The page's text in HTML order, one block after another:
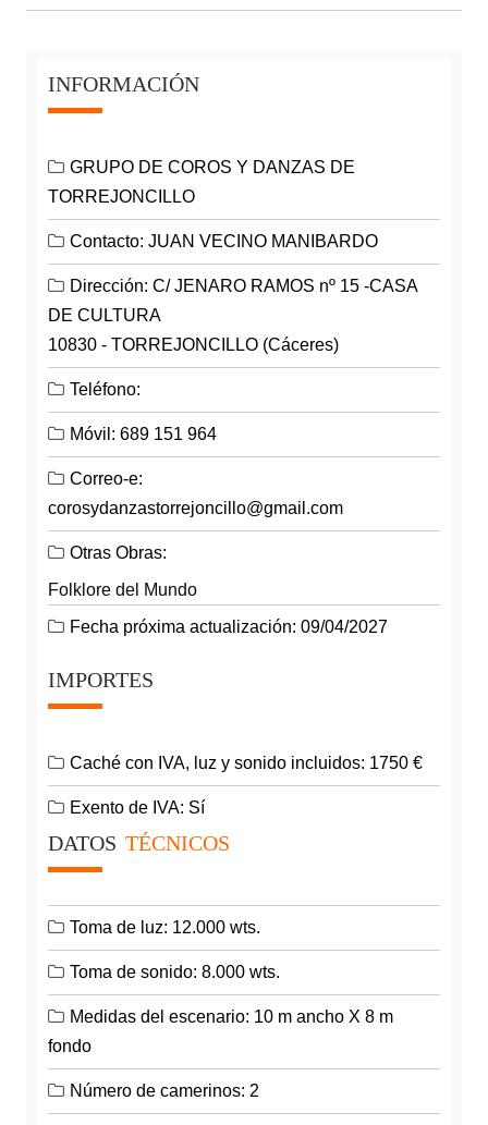
INFORMACIÓN
GRUPO DE COROS Y DANZAS DE
TORREJONCILLO
Contacto: JUAN VECINO MANIBARDO
Dirección: C/ JENARO RAMOS nº 15 -CASA
DE CULTURA
10830 - TORREJONCILLO (Cáceres)
Teléfono:
Móvil: 689 151 964
Correo-e:
corosydanzastorrejoncillo@gmail.com
Otras Obras:
Folklore del Mundo
Fecha próxima actualización: 09/04/2027
IMPORTES
Caché con IVA, luz y sonido incluidos: 1750 €
Exento de IVA: Sí
DATOS TÉCNICOS
Toma de luz: 12.000 wts.
Toma de sonido: 8.000 wts.
Medidas del escenario: 10 m ancho X 8 m
fondo
Número de camerinos: 2